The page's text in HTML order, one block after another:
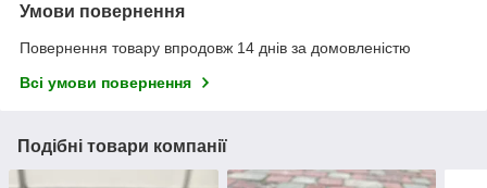
Умови повернення
Повернення товару впродовж 14 днів за домовленістю
Всі умови повернення
Подібні товари компанії